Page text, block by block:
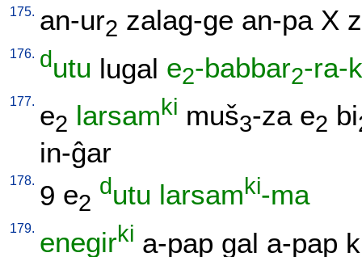
175. an-ur2 zalag-ge an-pa X
176. dutu lugal e2-babbar2-ra-
177. e2 larsamki muš3-za e2 bi
in-ĝar
178. 9 e2
dutu larsamki-ma
179. enegirki a-pap gal a-pap